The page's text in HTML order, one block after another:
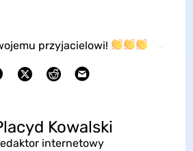
przyjacielowi!
Kowalski
internetowy